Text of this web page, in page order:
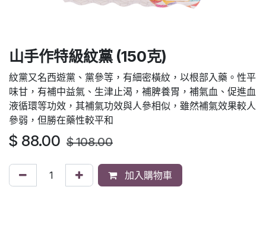
山手作特級紋黨 (150克)
紋黨又名西遊黨、黨參等，有細密橫紋，以根部入藥。性平
味甘，有補中益氣、生津止渴，補脾養胃，補氣血、促進血
液循環等功效，其補氣功效與人參相似，雖然補氣效果較人
參弱，但勝在藥性較平和
$ 88.00 $108.00
加入購物車